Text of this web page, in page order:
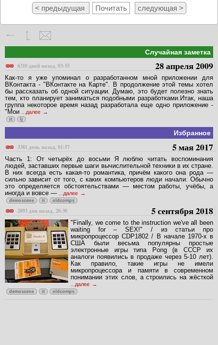
< предыдущая Почитать следующая >
Случайная заметка
6310 дней назад, 03:55
28 апреля 2009
Как-то я уже упоминал о разработанном мной приложении для
ВКонтакта - "ВКонтакте на Карте". В продолжение этой темы хотел
бы рассказать об одной ситуации. Думаю, это будет полезно знать
тем, кто планирует заниматься подобными разработками.Итак, наша
группа некоторое время назад разработала еще одно приложение -
"Мои
...далее
it lj
Избранное
3381 день назад, 01:57
5 мая 2017
Часть 1: От четырёх до восьми Я люблю читать воспоминания
людей, заставших первые шаги вычислительной техники в их стране.
В них всегда есть какая-то романтика, причём какого она рода —
сильно зависит от того, с каких компьютеров люди начали. Обычно
это определяется обстоятельствами — местом работы, учёбы, а
иногда и вовсе —
...далее
demoscene it oldcomps
2893 дня назад, 20:30 5 сентября 2018
"Finally, we come to the instruction we've all been
waiting for – SEX!" / из статьи про
микропроцессор CDP1802 / В начале 1970-х в
США были весьма популярны простые
электронные игры типа Pong (в СССР их
аналоги появились в продаже через 5-10 лет).
Как правило, такие игры не имели
микропроцессора и памяти в современном
понимании этих слов, а строились на жёсткой
...далее
demoscene it oldcomps